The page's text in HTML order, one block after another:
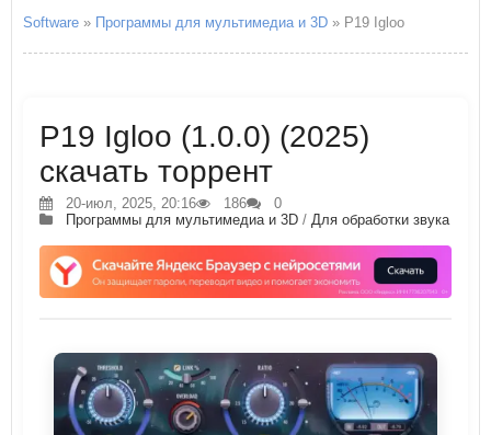
Software » Программы для мультимедиа и 3D » P19 Igloo
P19 Igloo (1.0.0) (2025)
скачать торрент
20-июл, 2025, 20:16 186
0
Программы для мультимедиа и 3D / Для обработки звука